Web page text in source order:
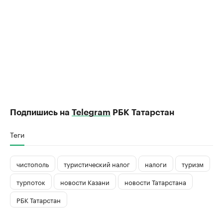
Подпишись на Telegram РБК Татарстан
Теги
чистополь туристический налог налоги
туризм
турпоток
новости Казани
новости Татарстана
РБК Татарстан